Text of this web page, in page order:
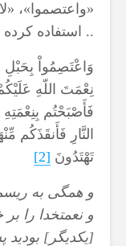
«واعتصموا»،
.. استفاده
وَاعْتَصِمُواْ بِحَبْلِ
نِعْمَتَ اللّهِ
فَأَصْبَحْتُم
النَّارِ فَأَنقَذَكُم
تَهْتَدُونَ [2]
و همگى به
و نعمت‏خدا را بر
[يكديگر]